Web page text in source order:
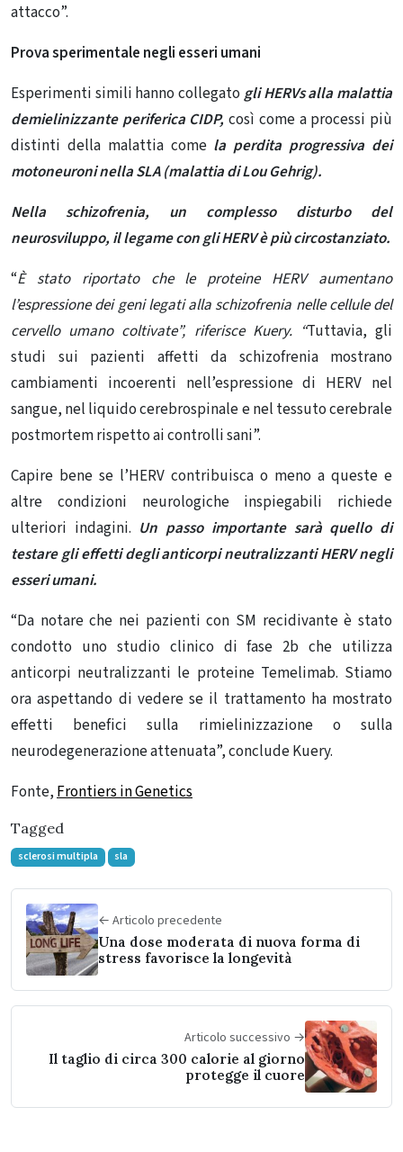
attacco”.
Prova sperimentale negli esseri umani
Esperimenti simili hanno collegato gli HERVs alla malattia
demielinizzante periferica CIDP, così come a processi più
distinti della malattia comela perdita progressiva dei
motoneuroni nella SLA (malattia di Lou Gehrig).
Nella schizofrenia, un complesso disturbo del
neurosviluppo, il legame con gli HERV è più circostanziato.
“È stato riportato che le proteine ​​HERV aumentano
l’espressione dei geni legati alla schizofrenia nelle cellule del
cervello umano coltivate”, riferisce Kuery. “Tuttavia, gli
studi sui pazienti affetti da schizofrenia mostrano
cambiamenti incoerenti nell’espressione di HERV nel
sangue, nel liquido cerebrospinale e nel tessuto cerebrale
postmortem rispetto ai controlli sani”.
Capire bene se l’HERV contribuisca o meno a queste e
altre condizioni neurologiche inspiegabili richiede
ulteriori indagini. Un passo importante sarà quello di
testare gli effetti degli anticorpi neutralizzanti HERV negli
esseri umani.
“Da notare che nei pazienti con SM recidivante è stato
condotto uno studio clinico di fase 2b che utilizza
anticorpi neutralizzanti le proteine ​​Temelimab. Stiamo
ora aspettando di vedere se il trattamento ha mostrato
effetti benefici sulla rimielinizzazione o sulla
neurodegenerazione attenuata”, conclude Kuery.
Fonte,Frontiers in Genetics
Tagged
sclerosi multipla sla
← Articolo precedente
Una dose moderata di nuova forma di
stress favorisce la longevità
Articolo successivo →
Il taglio di circa 300 calorie al giorno
protegge il cuore